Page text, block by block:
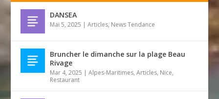
DANSEA
Mai 5, 2025 |Articles, News Tendance
Bruncher le dimanche sur la plage Beau
Rivage
Mar 4, 2025 |Alpes-Maritimes,Articles, Nice,
Restaurant